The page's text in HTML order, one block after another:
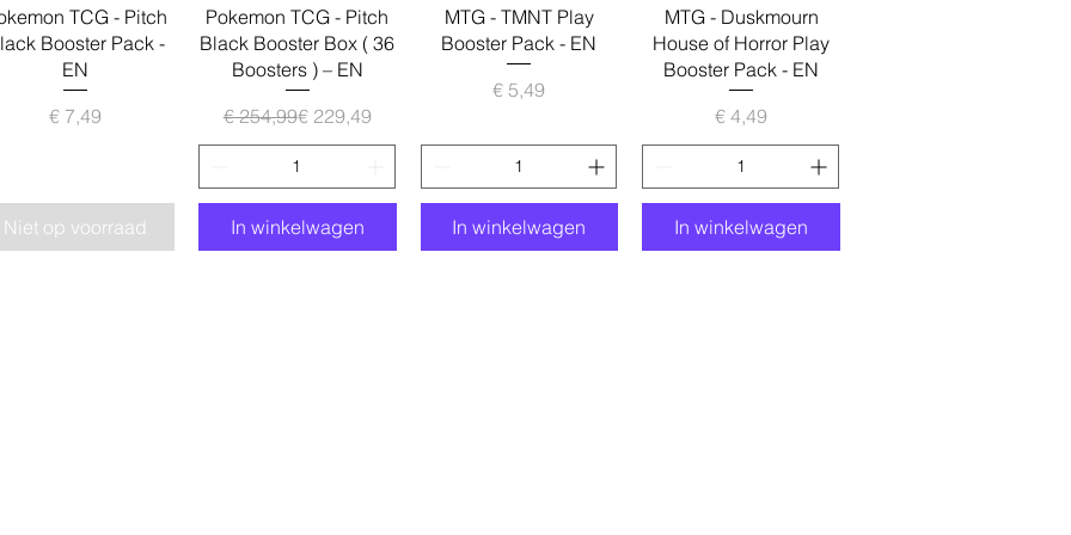
Snel overzicht
TCG - Pitch
Booster Pack -
EN
Prijs
€ 7,49
Niet op voorraad
Snel overzicht
Pokemon TCG - Pitch
Black Booster Box ( 36
Boosters ) – EN
Normale prijs
€ 254,99Verkoopprijs
€ 229,49
In winkelwagen
Snel overzicht
MTG - TMNT Play
Booster Pack - EN
Prijs
€ 5,49
In winkelwagen
Snel overzicht
MTG - Duskmourn
House of Horror Play
Booster Pack - EN
Prijs
€ 4,49
In winkelwagen